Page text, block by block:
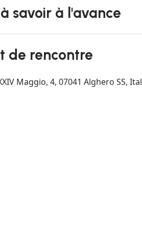
savoir à l'avance
de rencontre
Maggio, 4, 07041 Alghero SS,